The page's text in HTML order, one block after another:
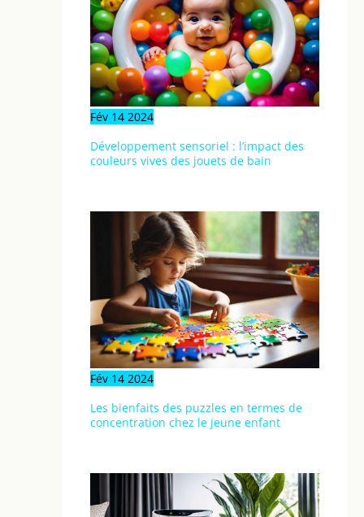
Fév 14 2024
Développement sensoriel : l’impact des
couleurs vives des jouets de bain
Fév 14 2024
Les bienfaits des puzzles en termes de
concentration chez le jeune enfant